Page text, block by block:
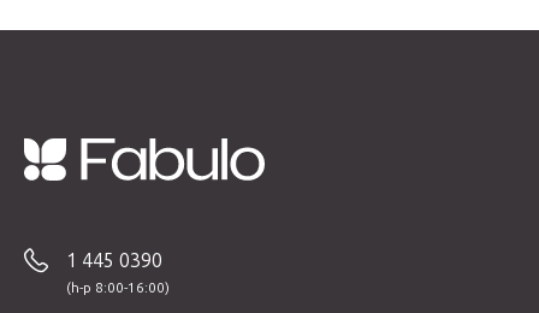
1 445 0390